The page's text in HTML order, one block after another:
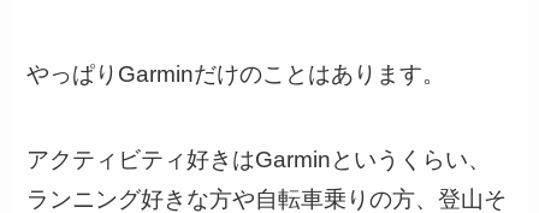
やっぱりGarminだけのことはあります。
アクティビティ好きはGarminというくらい、
ランニング好きな方や自転車乗りの方、登山そ